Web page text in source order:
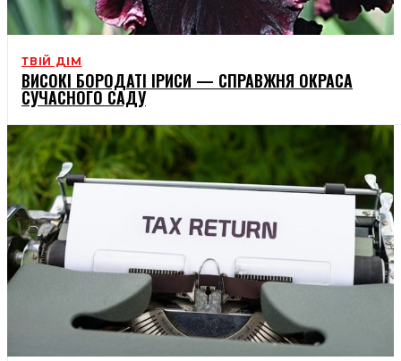
ТВІЙ ДІМ
ВИСОКІ БОРОДАТІ ІРИСИ — СПРАВЖНЯ ОКРАСА
СУЧАСНОГО САДУ